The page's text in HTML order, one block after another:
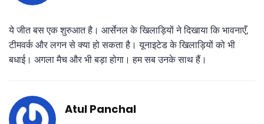
ये जीत बस एक शुरुआत है। आर्सेनल के खिलाड़ियों ने दिखाया कि भावनाएँ,
टीमवर्क और लगन से क्या हो सकता है। यूनाइटेड के खिलाड़ियों को भी
बधाई। अगला मैच और भी बड़ा होगा। हम सब उनके साथ हैं।
Atul Panchal